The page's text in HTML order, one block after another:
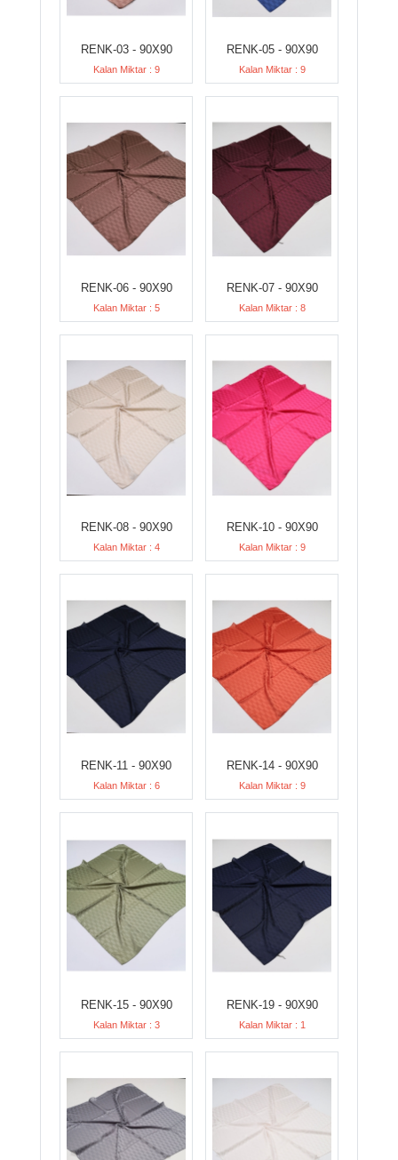
RENK-03 - 90X90
Kalan Miktar : 9
RENK-05 - 90X90
Kalan Miktar : 9
RENK-06 - 90X90
Kalan Miktar : 5
RENK-07 - 90X90
Kalan Miktar : 8
RENK-08 - 90X90
Kalan Miktar : 4
RENK-10 - 90X90
Kalan Miktar : 9
RENK-11 - 90X90
Kalan Miktar : 6
RENK-14 - 90X90
Kalan Miktar : 9
RENK-15 - 90X90
Kalan Miktar : 3
RENK-19 - 90X90
Kalan Miktar : 1